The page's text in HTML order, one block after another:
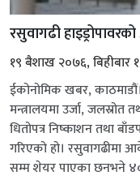
रसुवागढी
१९ बैशाख २०७६, बिहीबार
ईकोनोमिक खबर,
मन्त्रालयमा उर्जा, जलस्रोत
धितोपत्र निष्काशन तथा
गरिएको हो। रसुवागढीमा
सम्म शेयर पाएका छनभने ४०